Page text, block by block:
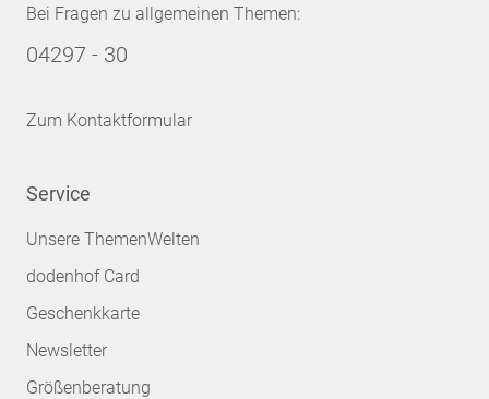
Bei Fragen zu allgemeinen Themen:
04297 - 30
Zum Kontaktformular
Service
Unsere ThemenWelten
dodenhof Card
Geschenkkarte
Newsletter
Größenberatung